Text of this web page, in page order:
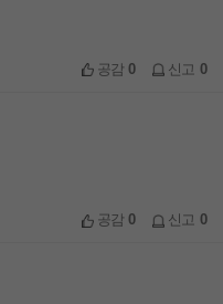
공감0 신고 0
공감0 신고 0